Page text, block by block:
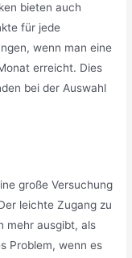
bieten auch
für jede
wenn man eine
erreicht. Dies
bei der Auswahl
große Versuchung
leichte Zugang zu
mehr ausgibt, als
Problem, wenn es